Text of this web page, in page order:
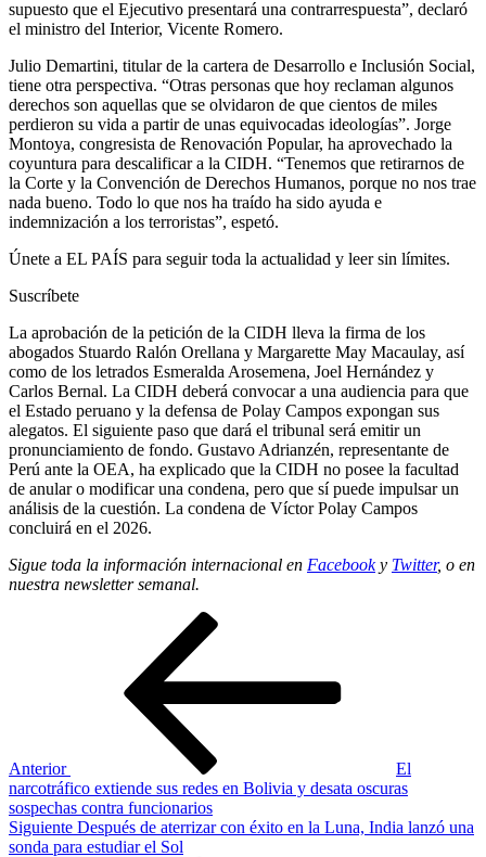
supuesto que el Ejecutivo presentará una contrarrespuesta”, declaró
el ministro del Interior, Vicente Romero.
Julio Demartini, titular de la cartera de Desarrollo e Inclusión Social,
tiene otra perspectiva. “Otras personas que hoy reclaman algunos
derechos son aquellas que se olvidaron de que cientos de miles
perdieron su vida a partir de unas equivocadas ideologías”. Jorge
Montoya, congresista de Renovación Popular, ha aprovechado la
coyuntura para descalificar a la CIDH. “Tenemos que retirarnos de
la Corte y la Convención de Derechos Humanos, porque no nos trae
nada bueno. Todo lo que nos ha traído ha sido ayuda e
indemnización a los terroristas”, espetó.
Únete a EL PAÍS para seguir toda la actualidad y leer sin límites.
Suscríbete
La aprobación de la petición de la CIDH lleva la firma de los
abogados Stuardo Ralón Orellana y Margarette May Macaulay, así
como de los letrados Esmeralda Arosemena, Joel Hernández y
Carlos Bernal. La CIDH deberá convocar a una audiencia para que
el Estado peruano y la defensa de Polay Campos expongan sus
alegatos. El siguiente paso que dará el tribunal será emitir un
pronunciamiento de fondo. Gustavo Adrianzén, representante de
Perú ante la OEA, ha explicado que la CIDH no posee la facultad
de anular o modificar una condena, pero que sí puede impulsar un
análisis de la cuestión. La condena de Víctor Polay Campos
concluirá en el 2026.
Sigue toda la información internacional en Facebooky Twitter, o en
nuestra newsletter semanal.
Anterior
El
narcotráfico extiende sus redes en Bolivia y desata oscuras
sospechas contra funcionarios
Siguiente
entrada
Siguiente Después de aterrizar con éxito en la Luna, India lanzó una
sonda para estudiar el Sol